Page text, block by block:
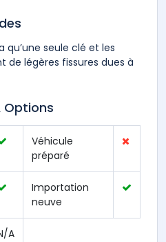
qu’une seule clé et les
de légères fissures dues à
Véhicule
préparé
Importation
neuve
A